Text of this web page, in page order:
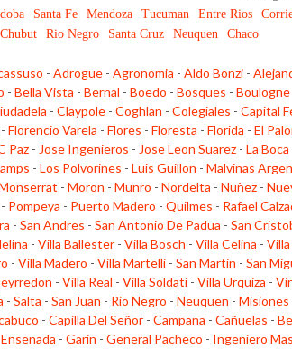
Santa Fe Mendoza Tucuman Entre Rios
Chubut Rio Negro Santa Cruz Neuquen
Chaco
- Adrogue - Agronomia - Aldo Bonzi -
- Bella Vista - Bernal - Boedo - Bosques - Boulogne
- Claypole - Coghlan - Colegiales - Capital
- Florencio Varela - Flores - Floresta - Florida - El
Paz - Jose Ingenieros - Jose Leon Suarez - La Boca
- Los Polvorines - Luis Guillon - Malvinas
- Moron - Munro - Nordelta - Nuñez -
- Pompeya - Puerto Madero - Quilmes - Rafael
- San Andres - San Antonio De Padua - San
- Villa Ballester - Villa Bosch - Villa Celina -
- Villa Madero - Villa Martelli - San Martin - San
- Villa Real - Villa Soldati - Villa Urquiza -
- Salta - San Juan - Rio Negro - Neuquen - Misiones
- Capilla Del Señor - Campana - Cañuelas -
Ensenada - Garin - General Pacheco - Ingeniero